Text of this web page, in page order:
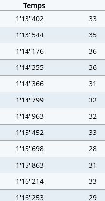
Temps
1'13''402
33
1'13''544
35
1'14''176
36
1'14''355
36
1'14''366
31
1'14''799
32
1'14''963
32
1'15''452
33
1'15''698
28
1'15''863
31
1'16''214
33
1'16''253 29